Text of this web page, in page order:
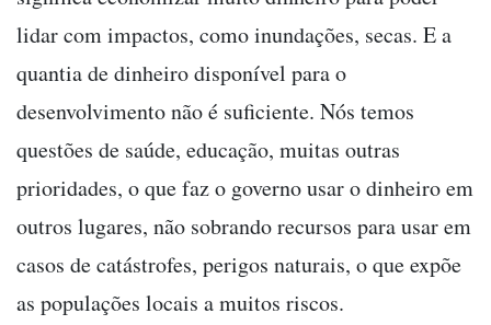
lidar com impactos, como inundações, secas. E a
quantia de dinheiro disponível para o
desenvolvimento não é suficiente. Nós temos
questões de saúde, educação, muitas outras
prioridades, o que faz o governo usar o dinheiro em
outros lugares, não sobrando recursos para usar em
casos de catástrofes, perigos naturais, o que expõe
as populações locais a muitos riscos.